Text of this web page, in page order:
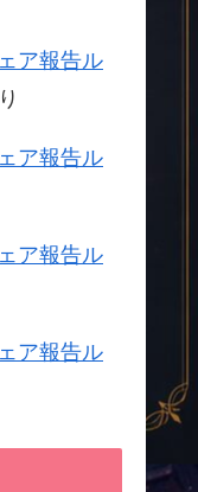
ア報告ル
ア報告ル
ア報告ル
ア報告ル